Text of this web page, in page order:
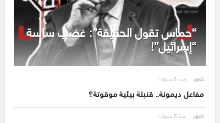
“حماس تقول الحقيقة”: غضب ساسة
“إسرائيل”!
مُكوّن منذ 5 سنوات
مفاعل ديمونة.. قنبلة بيئية موقوتة؟
مُكوّن منذ 5 سنوات